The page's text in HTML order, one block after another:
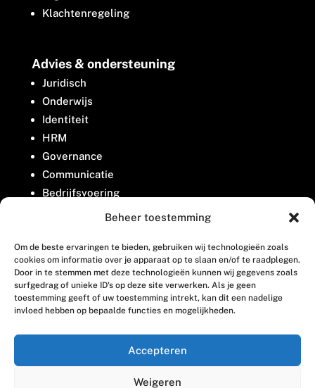
Beheer toestemming
Om de beste ervaringen te bieden, gebruiken wij technologieën zoals
cookies om informatie over je apparaat op te slaan en/of te raadplegen.
Door in te stemmen met deze technologieën kunnen wij gegevens zoals
surfgedrag of unieke ID's op deze site verwerken. Als je geen
toestemming geeft of uw toestemming intrekt, kan dit een nadelige
invloed hebben op bepaalde functies en mogelijkheden.
Accepteren
Weigeren
Klachtenregeling
Advies & ondersteuning
Juridisch
Onderwijs
Identiteit
HRM
Governance
Communicatie
Bedrijfsvoering
Belangenbehartiging
Contact
Houttuinlaan 8
3447 GM Woerden